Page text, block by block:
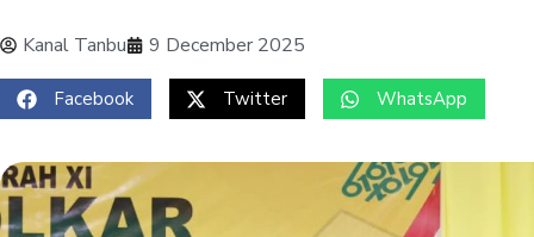
Kanal Tanbu 9 December 2025
Facebook Twitter WhatsApp